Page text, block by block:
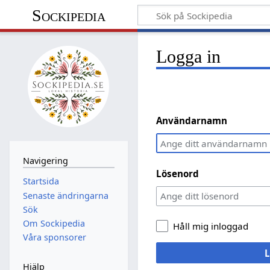
Sockipedia
Logga in
Användarnamn
Lösenord
Håll mig inloggad
Navigering
Startsida
Senaste ändringarna
Sök
Om Sockipedia
Våra sponsorer
Hjälp